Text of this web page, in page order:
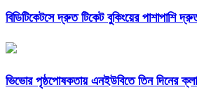
বিডিটিকেটসে দ্রুত টিকেট বুকিংয়ের পাশাপাশি
ভিভোর পৃষ্ঠপোষকতায় এনইউবিতে তিন দিনের